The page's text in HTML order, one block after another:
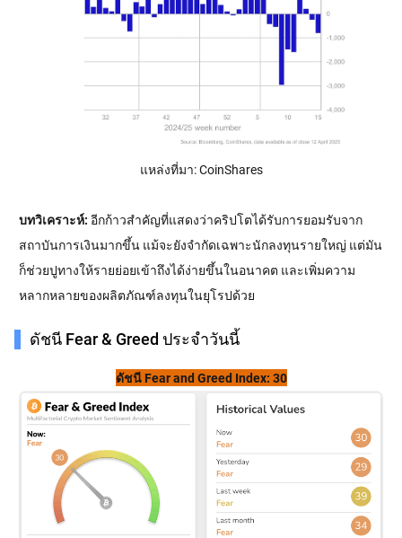
แหล่งที่มา: CoinShares
บทวิเคราะห์: อีกก้าวสำคัญที่แสดงว่าคริปโตได้รับการยอมรับจาก
สถาบันการเงินมากขึ้น แม้จะยังจำกัดเฉพาะนักลงทุนรายใหญ่ แต่มัน
ก็ช่วยปูทางให้รายย่อยเข้าถึงได้ง่ายขึ้นในอนาคต และเพิ่มความ
หลากหลายของผลิตภัณฑ์ลงทุนในยุโรปด้วย
ดัชนี Fear & Greed ประจำวันนี้
ดัชนี Fear and Greed Index: 30